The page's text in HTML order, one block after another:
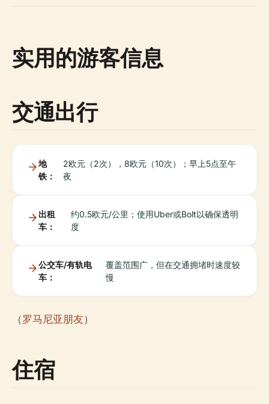
实用的游客信息
交通出行
地
铁：
2欧元（2次），8欧元（10次）；早上5点至午
夜
出租
车：
约0.5欧元/公里；使用Uber或Bolt以确保透明
度
公交车/有轨电
车：
覆盖范围广，但在交通拥堵时速度较
慢
（罗马尼亚朋友）
住宿